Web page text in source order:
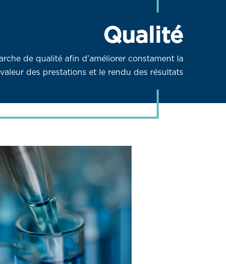
Qualité
de qualité afin d’améliorer constament la
valeur des prestations et le rendu des résultats